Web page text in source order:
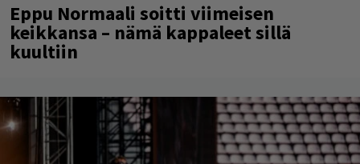
Eppu Normaali soitti viimeisen
keikkansa – nämä kappaleet sillä
kuultiin